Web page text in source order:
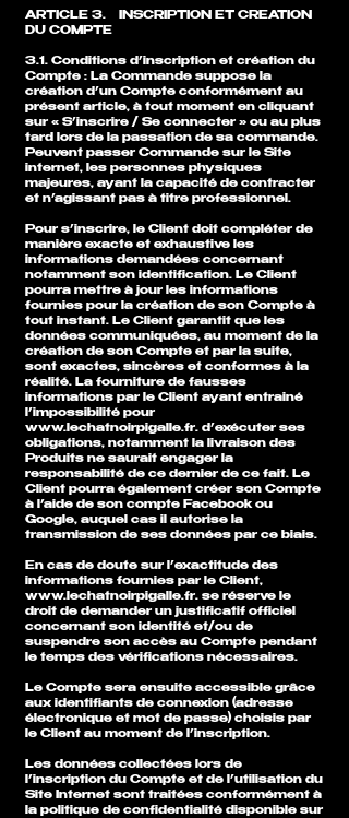
ARTICLE 3. INSCRIPTION ET CREATION
DU COMPTE
3.1. Conditions d’inscription et création du
Compte : La Commande suppose la
création d’un Compte conformément au
présent article, à tout moment en cliquant
sur « S’inscrire / Se connecter » ou au plus
tard lors de la passation de sa commande.
Peuvent passer Commande sur le Site
internet, les personnes physiques
majeures, ayant la capacité de contracter
et n’agissant pas à titre professionnel.
Pour s’inscrire, le Client doit compléter de
manière exacte et exhaustive les
informations demandées concernant
notamment son identification. Le Client
pourra mettre à jour les informations
fournies pour la création de son Compte à
tout instant. Le Client garantit que les
données communiquées, au moment de la
création de son Compte et par la suite,
sont exactes, sincères et conformes à la
réalité. La fourniture de fausses
informations par le Client ayant entrainé
l’impossibilité pour
www.lechatnoirpigalle.fr. d’exécuter ses
obligations, notamment la livraison des
Produits ne saurait engager la
responsabilité de ce dernier de ce fait. Le
Client pourra également créer son Compte
à l’aide de son compte Facebook ou
Google, auquel cas il autorise la
transmission de ses données par ce biais.
En cas de doute sur l’exactitude des
informations fournies par le Client,
www.lechatnoirpigalle.fr. se réserve le
droit de demander un justificatif officiel
concernant son identité et/ou de
suspendre son accès au Compte pendant
le temps des vérifications nécessaires.
Le Compte sera ensuite accessible grâce
aux identifiants de connexion (adresse
électronique et mot de passe) choisis par
le Client au moment de l’inscription.
Les données collectées lors de
l’inscription du Compte et de l’utilisation du
Site Internet sont traitées conformément à
la politique de confidentialité disponible sur